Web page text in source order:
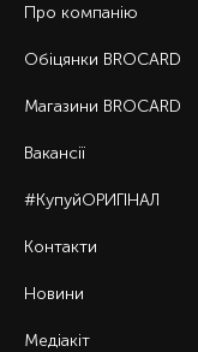
Про компанію
Обіцянки BROCARD
Магазини BROCARD
Вакансії
#КупуйОРИГІНАЛ
Контакти
Новини
Медіакіт